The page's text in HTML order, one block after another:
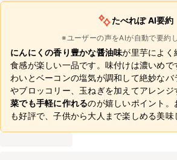
たべれぽ AI要約
※ユーザーの声をAIが自動で要約
にんにくの香り豊かな醤油味が里芋によく
食感が楽しい一品です。味付けは濃いめ
わいとベーコンの塩気が調和して絶妙なバ
やブロッコリー、玉ねぎを加えてアレンジ
菜でも手軽に作れるのが嬉しいポイント
も好評で、子供から大人まで楽しめる美味